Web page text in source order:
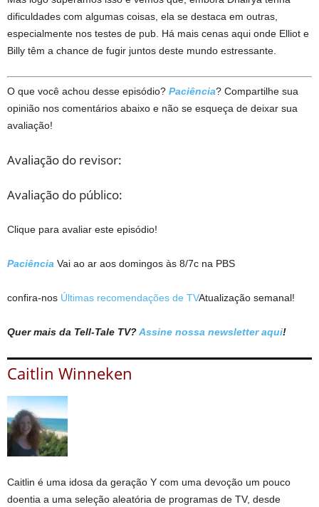
dificuldades com algumas coisas, ela se destaca em outras,
especialmente nos testes de pub. Há mais cenas aqui onde Elliot e
Billy têm a chance de fugir juntos deste mundo estressante.
O que você achou desse episódio? Paciência? Compartilhe sua
opinião nos comentários abaixo e não se esqueça de deixar sua
avaliação!
Avaliação do revisor:
Avaliação do público:
Clique para avaliar este episódio!
Paciência Vai ao ar aos domingos às 8/7c na PBS
confira-nos Últimas recomendações de TVAtualização semanal!
Quer mais da Tell-Tale TV?Assine nossa newsletter aqui!
Caitlin Winneken
Caitlin é uma idosa da geração Y com uma devoção um pouco
doentia a uma seleção aleatória de programas de TV, desde